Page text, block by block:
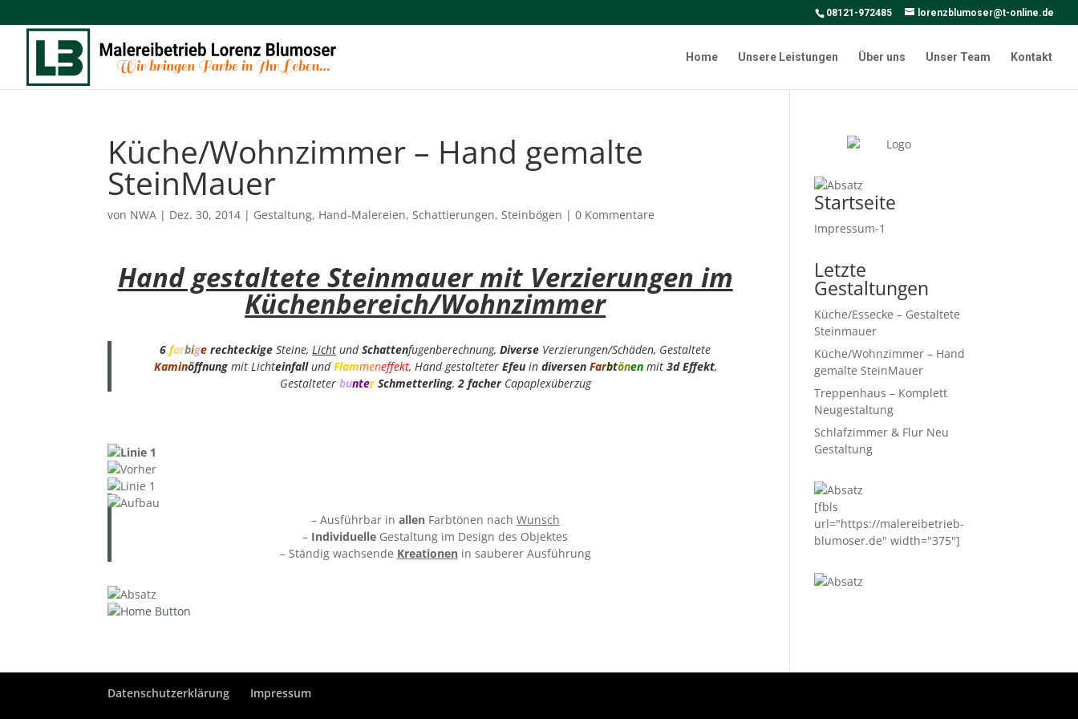
08121-972485 lorenzblumoser@t-online.de
Home Unsere Leistungen Über uns Unser Team Kontakt
Küche/Wohnzimmer – Hand gemalte
SteinMauer
von NWA | Dez. 30, 2014 | Gestaltung, Hand-Malereien,Schattierungen,Steinbögen |0 Kommentare
Hand gestaltete Steinmauer mit Verzierungen im
Küchenbereich/Wohnzimmer
6farbige rechteckige Steine,Licht undSchattenfugenberechnung,Diverse Verzierungen/Schäden, Gestaltete
Kaminöffnungmit LichteinfallundFlammeneffekt, Hand gestalteter Efeuin diversen Farbtönenmit 3d Effekt,
Gestalteter bunterSchmetterling,2 facherCapaplexüberzug
– Ausführbar in allenFarbtönen nach Wunsch
– Individuelle Gestaltung im Design des Objektes
– Ständig wachsende Kreationenin sauberer Ausführung
Startseite
Impressum-1
Letzte
Gestaltungen
Küche/Essecke – Gestaltete
Steinmauer
Küche/Wohnzimmer – Hand
gemalte SteinMauer
Treppenhaus – Komplett
Neugestaltung
Schlafzimmer & Flur Neu
Gestaltung
[fbls
url="https://malereibetrieb-
blumoser.de" width="375"]
Datenschutzerklärung Impressum